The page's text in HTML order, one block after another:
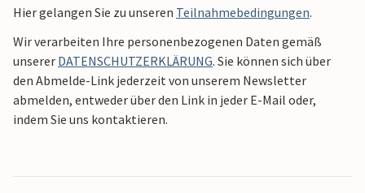
Hier gelangen Sie zu unseren Teilnahmebedingungen.
Wir verarbeiten Ihre personenbezogenen Daten gemäß
unserer DATENSCHUTZERKLÄRUNG. Sie können sich über
den Abmelde-Link jederzeit von unserem Newsletter
abmelden, entweder über den Link in jeder E-Mail oder,
indem Sie uns kontaktieren.